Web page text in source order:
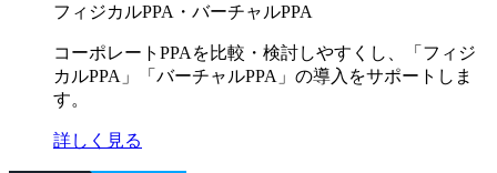
フィジカルPPA・バーチャルPPA
コーポレートPPAを比較・検討しやすくし、「フィジ
カルPPA」「バーチャルPPA」の導入をサポートしま
す。
詳しく見る